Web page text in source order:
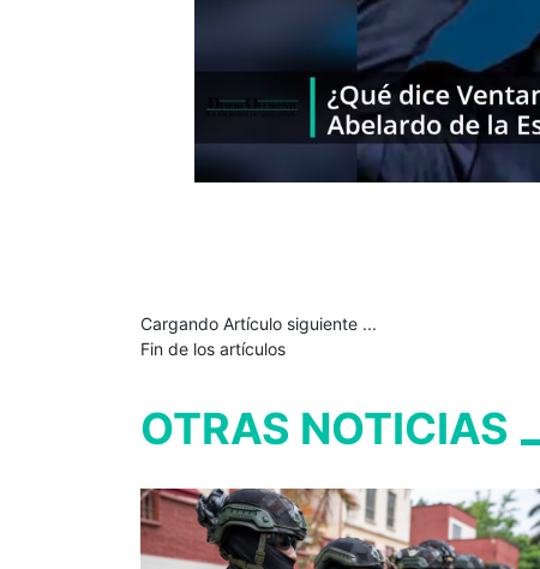
Cargando Artículo siguiente ...
Fin de los artículos
OTRAS NOTICIAS